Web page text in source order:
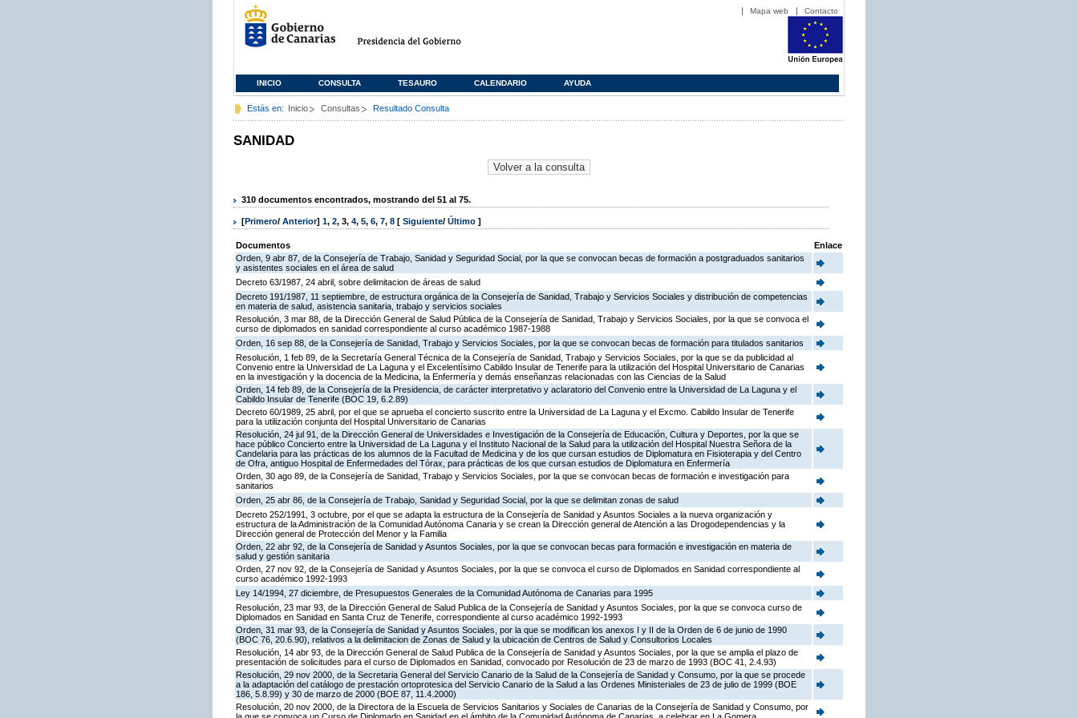
Mapa web Contacto
INICIO CONSULTA TESAURO CALENDARIO AYUDA
Estás en: Inicio Consultas Resultado Consulta
SANIDAD
310 documentos encontrados, mostrando del 51 al 75.
[Primero/ Anterior] 1, 2, 3, 4, 5, 6, 7, 8 [ Siguiente/ Último ]
Documentos
Enlace
Orden, 9 abr 87, de la Consejería de Trabajo, Sanidad y Seguridad Social, por la que se convocan becas de formación a postgraduados sanitarios
y asistentes sociales en el área de salud
Decreto 63/1987, 24 abril, sobre delimitacion de áreas de salud
Decreto 191/1987, 11 septiembre, de estructura orgánica de la Consejería de Sanidad, Trabajo y Servicios Sociales y distribución de competencias
en materia de salud, asistencia sanitaria, trabajo y servicios sociales
Resolución, 3 mar 88, de la Dirección General de Salud Pública de la Consejería de Sanidad, Trabajo y Servicios Sociales, por la que se convoca el
curso de diplomados en sanidad correspondiente al curso académico 1987-1988
Orden, 16 sep 88, de la Consejería de Sanidad, Trabajo y Servicios Sociales, por la que se convocan becas de formación para titulados sanitarios
Resolución, 1 feb 89, de la Secretaría General Técnica de la Consejería de Sanidad, Trabajo y Servicios Sociales, por la que se da publicidad al
Convenio entre la Universidad de La Laguna y el Excelentísimo Cabildo Insular de Tenerife para la utilización del Hospital Universitario de Canarias
en la investigación y la docencia de la Medicina, la Enfermería y demás enseñanzas relacionadas con las Ciencias de la Salud
Orden, 14 feb 89, de la Consejería de la Presidencia, de carácter interpretativo y aclaratorio del Convenio entre la Universidad de La Laguna y el
Cabildo Insular de Tenerife (BOC 19, 6.2.89)
Decreto 60/1989, 25 abril, por el que se aprueba el concierto suscrito entre la Universidad de La Laguna y el Excmo. Cabildo Insular de Tenerife
para la utilización conjunta del Hospital Universitario de Canarias
Resolución, 24 jul 91, de la Dirección General de Universidades e Investigación de la Consejería de Educación, Cultura y Deportes, por la que se
hace público Concierto entre la Universidad de La Laguna y el Instituto Nacional de la Salud para la utilización del Hospital Nuestra Señora de la
Candelaria para las prácticas de los alumnos de la Facultad de Medicina y de los que cursan estudios de Diplomatura en Fisioterapia y del Centro
de Ofra, antiguo Hospital de Enfermedades del Tórax, para prácticas de los que cursan estudios de Diplomatura en Enfermería
Orden, 30 ago 89, de la Consejería de Sanidad, Trabajo y Servicios Sociales, por la que se convocan becas de formación e investigación para
sanitarios
Orden, 25 abr 86, de la Consejería de Trabajo, Sanidad y Seguridad Social, por la que se delimitan zonas de salud
Decreto 252/1991, 3 octubre, por el que se adapta la estructura de la Consejería de Sanidad y Asuntos Sociales a la nueva organización y
estructura de la Administración de la Comunidad Autónoma Canaria y se crean la Dirección general de Atención a las Drogodependencias y la
Dirección general de Protección del Menor y la Familia
Orden, 22 abr 92, de la Consejería de Sanidad y Asuntos Sociales, por la que se convocan becas para formación e investigación en materia de
salud y gestión sanitaria
Orden, 27 nov 92, de la Consejería de Sanidad y Asuntos Sociales, por la que se convoca el curso de Diplomados en Sanidad correspondiente al
curso académico 1992-1993
Ley 14/1994, 27 diciembre, de Presupuestos Generales de la Comunidad Autónoma de Canarias para 1995
Resolución, 23 mar 93, de la Dirección General de Salud Publica de la Consejería de Sanidad y Asuntos Sociales, por la que se convoca curso de
Diplomados en Sanidad en Santa Cruz de Tenerife, correspondiente al curso académico 1992-1993
Orden, 31 mar 93, de la Consejería de Sanidad y Asuntos Sociales, por la que se modifican los anexos I y II de la Orden de 6 de junio de 1990
(BOC 76, 20.6.90), relativos a la delimitacion de Zonas de Salud y la ubicación de Centros de Salud y Consultorios Locales
Resolución, 14 abr 93, de la Dirección General de Salud Publica de la Consejería de Sanidad y Asuntos Sociales, por la que se amplia el plazo de
presentación de solicitudes para el curso de Diplomados en Sanidad, convocado por Resolución de 23 de marzo de 1993 (BOC 41, 2.4.93)
Resolución, 29 nov 2000, de la Secretaria General del Servicio Canario de la Salud de la Consejería de Sanidad y Consumo, por la que se procede
a la adaptación del catálogo de prestación ortoprotesica del Servicio Canario de la Salud a las Ordenes Ministeriales de 23 de julio de 1999 (BOE
186, 5.8.99) y 30 de marzo de 2000 (BOE 87, 11.4.2000)
Resolución, 20 nov 2000, de la Directora de la Escuela de Servicios Sanitarios y Sociales de Canarias de la Consejería de Sanidad y Consumo, por